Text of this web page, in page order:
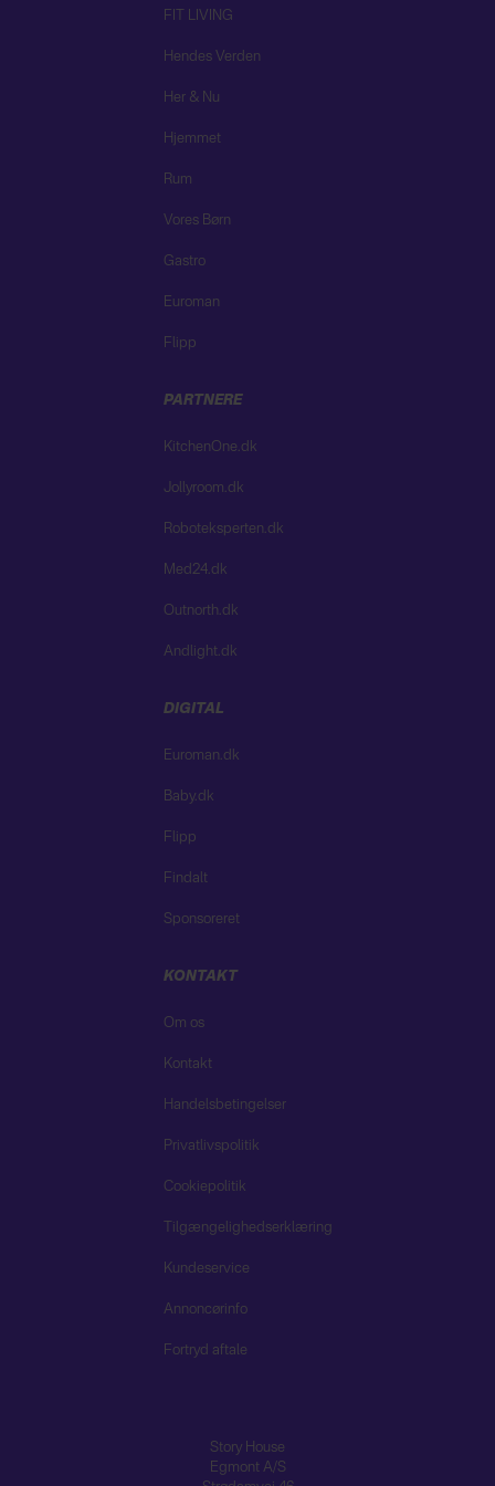
FIT LIVING
Hendes Verden
Her & Nu
Hjemmet
Rum
Vores Børn
Gastro
Euroman
Flipp
PARTNERE
KitchenOne.dk
Jollyroom.dk
Roboteksperten.dk
Med24.dk
Outnorth.dk
Andlight.dk
DIGITAL
Euroman.dk
Baby.dk
Flipp
Findalt
Sponsoreret
KONTAKT
Om os
Kontakt
Handelsbetingelser
Privatlivspolitik
Cookiepolitik
Tilgængelighedserklæring
Kundeservice
Annoncørinfo
Fortryd aftale
Story House
Egmont A/S